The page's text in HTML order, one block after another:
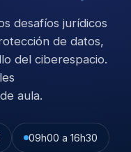
desafíos jurídicos
de datos,
del ciberespacio.
aula.
09h00 a 16h30